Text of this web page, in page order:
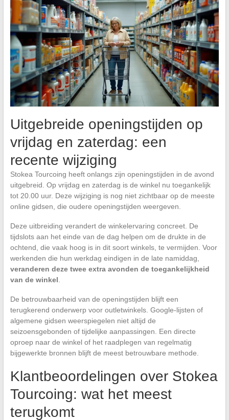
Uitgebreide openingstijden op
vrijdag en zaterdag: een
recente wijziging
Stokea Tourcoing heeft onlangs zijn openingstijden in de avond
uitgebreid. Op vrijdag en zaterdag is de winkel nu toegankelijk
tot 20.00 uur. Deze wijziging is nog niet zichtbaar op de meeste
online gidsen, die oudere openingstijden weergeven.
Deze uitbreiding verandert de winkelervaring concreet. De
tijdslots aan het einde van de dag helpen om de drukte in de
ochtend, die vaak hoog is in dit soort winkels, te vermijden. Voor
werkenden die hun werkdag eindigen in de late namiddag,
veranderen deze twee extra avonden de toegankelijkheid
van de winkel.
De betrouwbaarheid van de openingstijden blijft een
terugkerend onderwerp voor outletwinkels. Google-lijsten of
algemene gidsen weerspiegelen niet altijd de
seizoensgebonden of tijdelijke aanpassingen. Een directe
oproep naar de winkel of het raadplegen van regelmatig
bijgewerkte bronnen blijft de meest betrouwbare methode.
Klantbeoordelingen over Stokea
Tourcoing: wat het meest
terugkomt